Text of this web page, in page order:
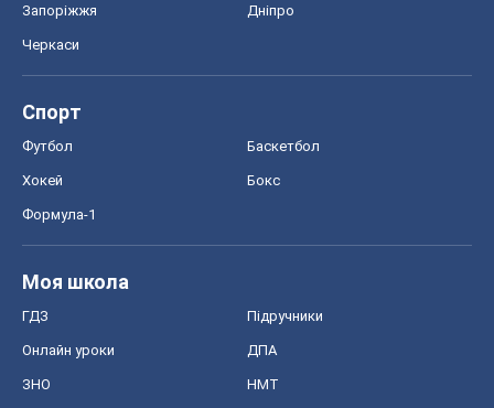
Запоріжжя Дніпро
Черкаси
Спорт
Футбол Баскетбол
Хокей Бокс
Формула-1
Моя школа
ГДЗ Підручники
Онлайн уроки ДПА
ЗНО НМТ